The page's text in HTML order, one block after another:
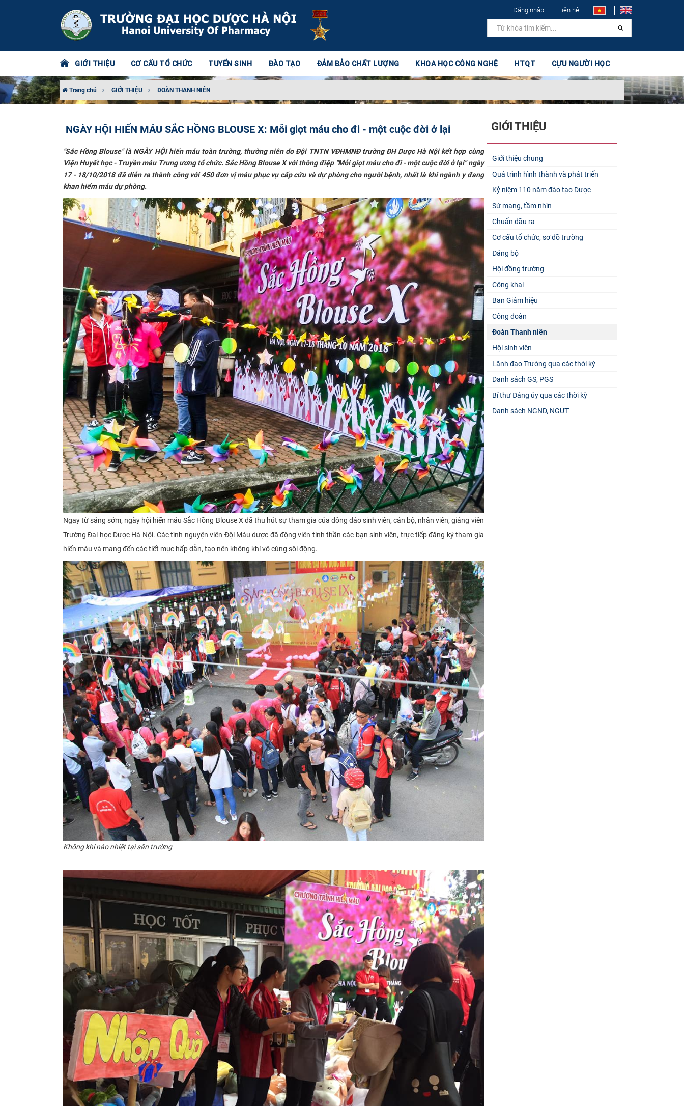
Đăng nhập Liên hệ
GIỚI THIỆU CƠ CẤU TỔ CHỨC TUYỂN SINH ĐÀO TẠO ĐẢM BẢO CHẤT LƯỢNG KHOA HỌC CÔNG NGHỆ HTQT CỰU NGƯỜI HỌC
Trang chủ GIỚI THIỆU ĐOÀN THANH NIÊN
NGÀY HỘI HIẾN MÁU SẮC HỒNG BLOUSE X: Mỗi giọt máu cho đi - một cuộc đời ở lại
"Sắc Hồng Blouse" là NGÀY HỘI hiến máu toàn trường, thường niên do Đội TNTN VĐHMNĐ trường ĐH Dược Hà Nội kết hợp cùng
Viện Huyết học - Truyền máu Trung ương tổ chức. Sắc Hồng Blouse X với thông điệp "Mỗi giọt máu cho đi - một cuộc đời ở lại" ngày
17 - 18/10/2018 đã diễn ra thành công với 450 đơn vị máu phục vụ cấp cứu và dự phòng cho người bệnh, nhất là khi ngành y đang
khan hiếm máu dự phòng.
Ngay từ sáng sớm, ngày hội hiến máuSắc Hồng Blouse X đã thu hút sự tham gia của đông đảo sinh viên, cán bộ, nhân viên, giảng viên
Trường Đại học Dược Hà Nội. Các tình nguyện viên Đội Máu dược đã động viên tinh thần các bạn sinh viên, trực tiếp đăng ký tham gia
hiến máu và mang đến các tiết mục hấp dẫn, tạo nên không khí vô cùng sôi động.
Không khí náo nhiệt tại sân trường
GIỚI THIỆU
Giới thiệu chung
Quá trình hình thành và phát triển
Kỷ niệm 110 năm đào tạo Dược
Sứ mạng, tầm nhìn
Chuẩn đầu ra
Cơ cấu tổ chức, sơ đồ trường
Đảng bộ
Hội đồng trường
Công khai
Ban Giám hiệu
Công đoàn
Đoàn Thanh niên
Hội sinh viên
Lãnh đạo Trường qua các thời kỳ
Danh sách GS, PGS
Bí thư Đảng ủy qua các thời kỳ
Danh sách NGND, NGƯT